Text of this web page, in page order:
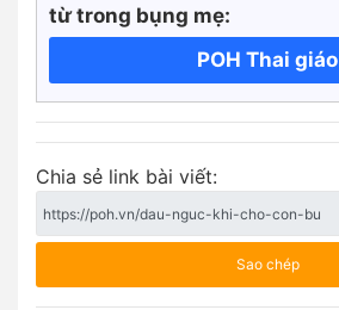
từ trong bụng mẹ:
POH Thai giáo
Chia sẻ link bài viết:
Sao chép